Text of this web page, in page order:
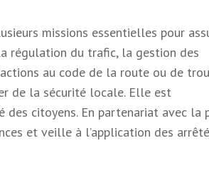
missions essentielles pour
régulation du trafic, la gestion des
au code de la route ou de
de la sécurité locale. Elle est
citoyens. En partenariat avec la
et veille à l’application des